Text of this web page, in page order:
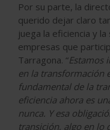
Por su parte, la
querido dejar claro
juega la eficiencia y
empresas que
Tarragona. “Estamos
en la transformación
fundamental de la
eficiencia ahora es
nunca. Y esa
transición, algo en lo